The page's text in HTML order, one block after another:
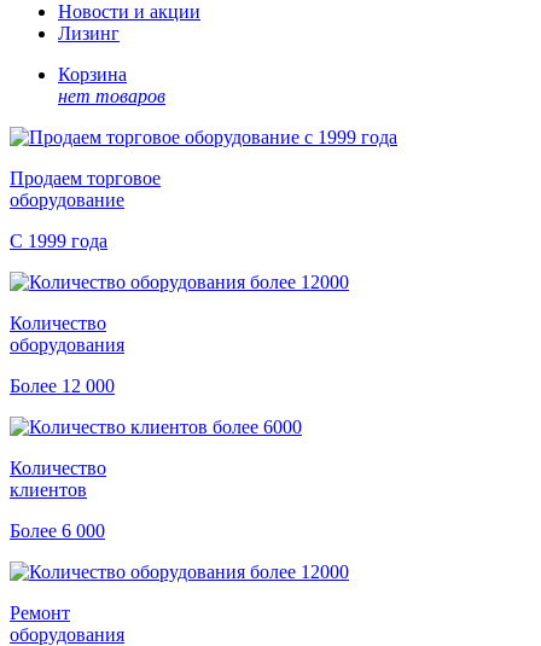
Новости и акции
Лизинг
Корзина
нет товаров
Продаем торговое
оборудование
С 1999 года
Количество
оборудования
Более 12 000
Количество
клиентов
Более 6 000
Ремонт
оборудования